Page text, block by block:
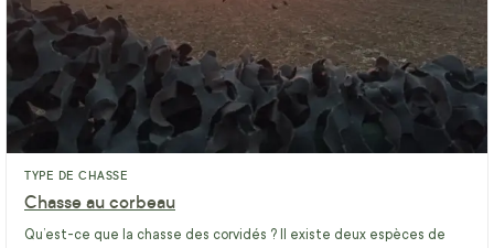
TYPE DE CHASSE
Chasse au corbeau
Qu’est-ce que la chasse des corvidés ? Il existe deux espèces de